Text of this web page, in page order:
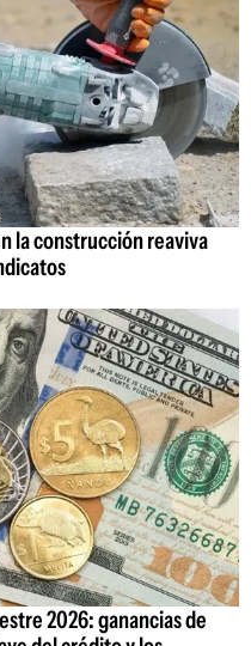
la construcción reaviva
2026: ganancias de